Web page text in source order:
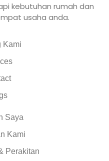
kebutuhan rumah dan
usaha anda.
Kami
Saya
Kami
Perakitan